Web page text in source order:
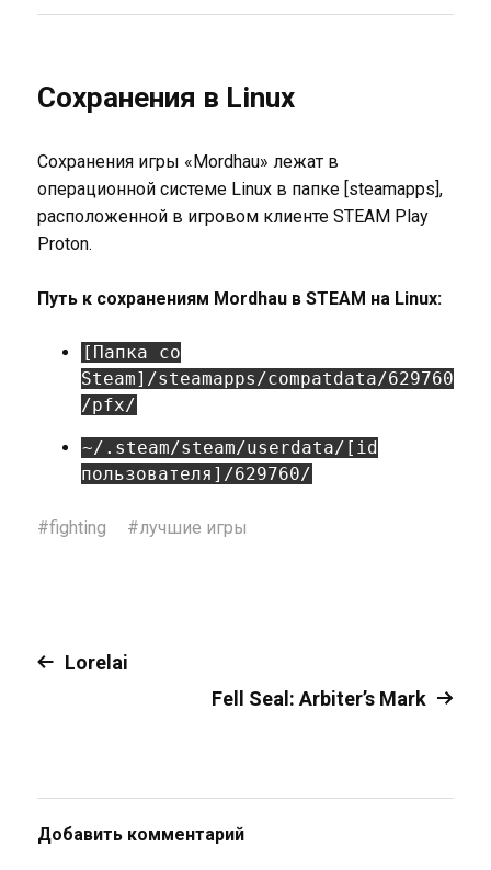
Сохранения в Linux
Сохранения игры «Mordhau» лежат в
операционной системе Linux в папке [steamapps],
расположенной в игровом клиенте STEAM Play
Proton.
Путь к сохранениям Mordhau в STEAM на Linux:
[Папка со
Steam]/steamapps/compatdata/629760
/pfx/
~/.steam/steam/userdata/[id
пользователя]/629760/
#fighting #лучшие игры
Lorelai
Fell Seal: Arbiter’s Mark
Добавить комментарий